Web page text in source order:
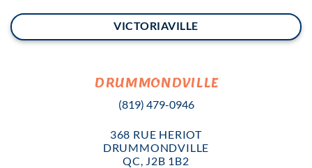
VICTORIAVILLE
DRUMMONDVILLE
(819) 479-0946
368 RUE HERIOT
DRUMMONDVILLE
QC, J2B 1B2